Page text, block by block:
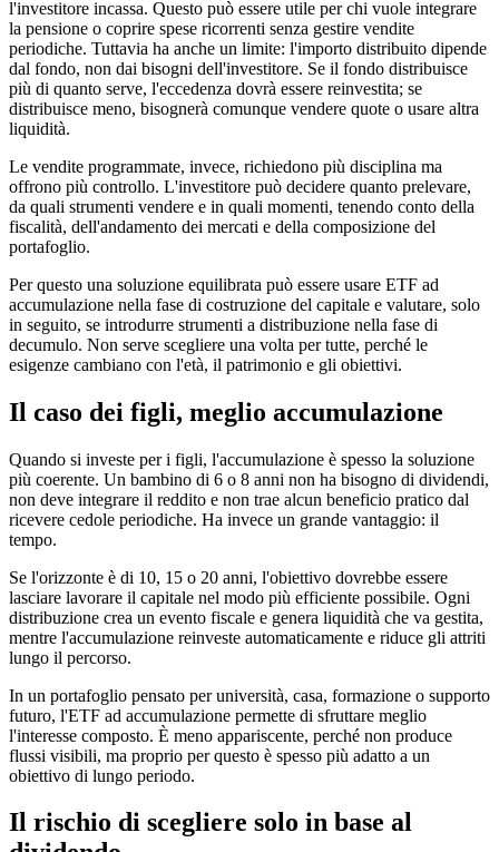
l'investitore incassa. Questo può essere utile per chi vuole integrare
la pensione o coprire spese ricorrenti senza gestire vendite
periodiche. Tuttavia ha anche un limite: l'importo distribuito dipende
dal fondo, non dai bisogni dell'investitore. Se il fondo distribuisce
più di quanto serve, l'eccedenza dovrà essere reinvestita; se
distribuisce meno, bisognerà comunque vendere quote o usare altra
liquidità.
Le vendite programmate, invece, richiedono più disciplina ma
offrono più controllo. L'investitore può decidere quanto prelevare,
da quali strumenti vendere e in quali momenti, tenendo conto della
fiscalità, dell'andamento dei mercati e della composizione del
portafoglio.
Per questo una soluzione equilibrata può essere usare ETF ad
accumulazione nella fase di costruzione del capitale e valutare, solo
in seguito, se introdurre strumenti a distribuzione nella fase di
decumulo. Non serve scegliere una volta per tutte, perché le
esigenze cambiano con l'età, il patrimonio e gli obiettivi.
Il caso dei figli, meglio accumulazione
Quando si investe per i figli, l'accumulazione è spesso la soluzione
più coerente. Un bambino di 6 o 8 anni non ha bisogno di dividendi,
non deve integrare il reddito e non trae alcun beneficio pratico dal
ricevere cedole periodiche. Ha invece un grande vantaggio: il
tempo.
Se l'orizzonte è di 10, 15 o 20 anni, l'obiettivo dovrebbe essere
lasciare lavorare il capitale nel modo più efficiente possibile. Ogni
distribuzione crea un evento fiscale e genera liquidità che va gestita,
mentre l'accumulazione reinveste automaticamente e riduce gli attriti
lungo il percorso.
In un portafoglio pensato per università, casa, formazione o supporto
futuro, l'ETF ad accumulazione permette di sfruttare meglio
l'interesse composto. È meno appariscente, perché non produce
flussi visibili, ma proprio per questo è spesso più adatto a un
obiettivo di lungo periodo.
Il rischio di scegliere solo in base al